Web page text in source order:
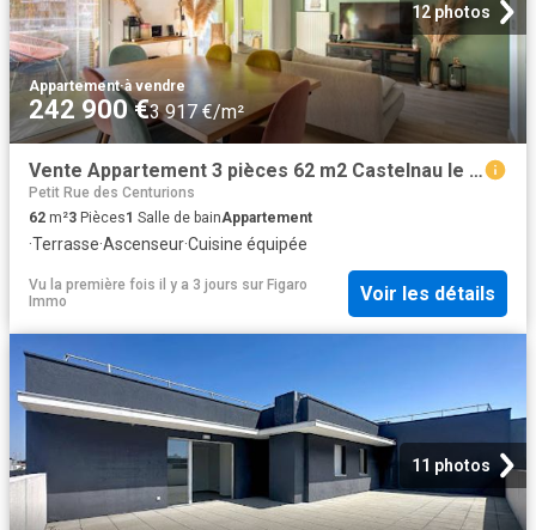
12 photos
Appartement·à vendre
242 900 €3 917 €/m²
Vente Appartement 3 pièces 62 m2 Castelnau le Lez
Petit Rue des Centurions
62 m²3 Pièces1 Salle de bainAppartement
·Terrasse·Ascenseur·Cuisine équipée
Vu la première fois il y a 3 jours sur Figaro
Immo
Voir les détails
11 photos